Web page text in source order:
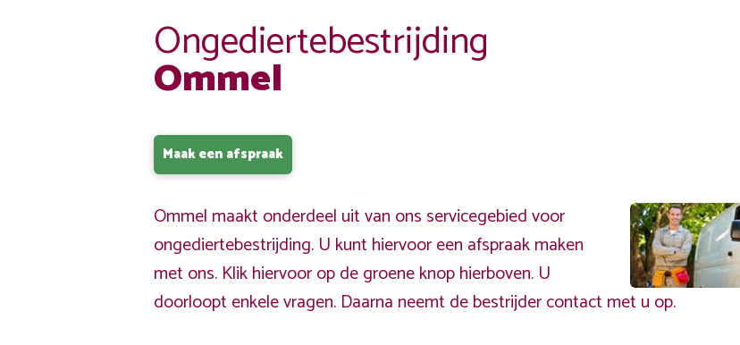
Ongediertebestrijding
Ommel
Maak een afspraak
Ommel maakt onderdeel uit van ons servicegebied voor
ongediertebestrijding. U kunt hiervoor een afspraak maken
met ons. Klik hiervoor op de groene knop hierboven. U
doorloopt enkele vragen. Daarna neemt de bestrijder contact met u op.